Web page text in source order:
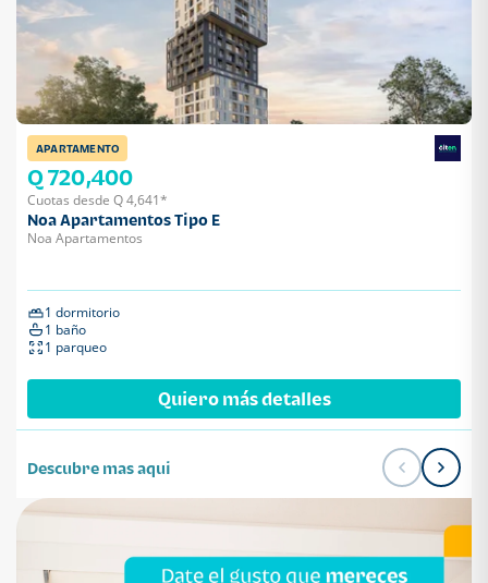
APARTAMENTO
Q 720,400
Cuotas desde Q 4,641*
Noa Apartamentos Tipo E
Noa Apartamentos
1 dormitorio
1 baño
1 parqueo
Quiero más detalles
Descubre mas aqui